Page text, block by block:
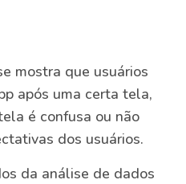
mostra que usuários
após uma certa tela,
é confusa ou não
dos usuários.
da análise de dados